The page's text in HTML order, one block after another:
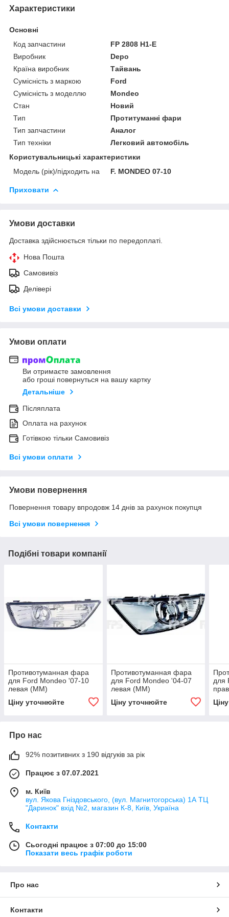
Характеристики
Основні
Код запчастини
FP 2808 H1-E
Виробник
Depo
Країна виробник
Тайвань
Сумісність з маркою
Ford
Сумісність з моделлю
Mondeo
Стан
Новий
Тип
Протитуманні фари
Тип запчастини
Аналог
Тип техніки
Легковий автомобіль
Користувальницькі характеристики
Модель (рік)/підходить на
F. MONDEO 07-10
Приховати
Умови доставки
Доставка здійснюється тільки по передоплаті.
Нова Пошта
Самовивіз
Делівері
Всі умови доставки
Умови оплати
Ви отримаєте замовлення
або гроші повернуться на вашу картку
Детальніше
Післяплата
Оплата на рахунок
Готівкою тільки Самовивіз
Всі умови оплати
Умови повернення
Повернення товару впродовж 14 днів за рахунок покупця
Всі умови повернення
Подібні товари компанії
Противотуманная фара
для Ford Mondeo '07-10
левая (MM)
Ціну уточнюйте
Противотуманная фара
для Ford Mondeo '04-07
левая (MM)
Ціну уточнюйте
для
Про нас
92% позитивних з 190 відгуків за рік
Працює з 07.07.2021
м. Київ
вул. Якова Гніздовського, (вул. Магнитогорська) 1А ТЦ
"Даринок" вхід №2, магазин К-8, Київ, Україна
Контакти
Сьогодні працює з 07:00 до 15:00
Показати весь графік роботи
Про нас
Контакти